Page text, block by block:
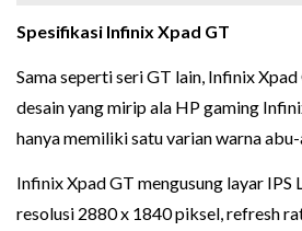
Spesifikasi Infinix Xpad GT
Sama seperti seri GT lain, Infinix
desain yang mirip ala HP gaming
hanya memiliki satu varian warna abu-
Infinix Xpad GT mengusung layar IPS
resolusi 2880 x 1840 piksel, refresh